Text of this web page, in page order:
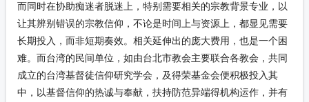
而同时在协助痴迷者脱迷上，特别需要相关的宗教背景专业，以
让其辨别错误的宗教信仰，不论是时间上与资源上，都显见需要
长期投入，而非短期奏效。相关延伸出的庞大费用，也是一个困
难。而台湾的民间单位，如由台北市教会主要联合各教会，共同
成立的台湾基督徒信仰研究学会，及得荣基金会便积极投入其
中，以基督信仰的热诚与奉献，扶持防范异端得机构运作，并有